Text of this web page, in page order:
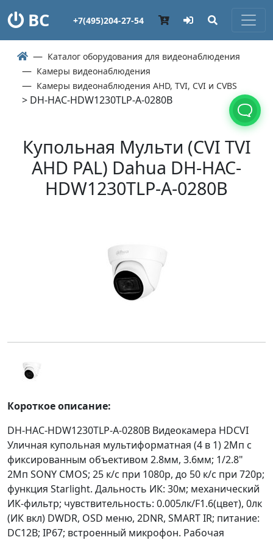
ВС +7(495)204-27-54
Каталог оборудования для видеонаблюдения
Камеры видеонаблюдения
Камеры видеонаблюдения AHD, TVI, CVI и CVBS
> DH-HAC-HDW1230TLP-A-0280B
Купольная Мульти (СVI TVI
AHD PAL) Dahua DH-HAC-
HDW1230TLP-A-0280B
Короткое описание:
DH-HAC-HDW1230TLP-A-0280B Видеокамера HDCVI
Уличная купольная мультиформатная (4 в 1) 2Мп с
фиксированным объективом 2.8мм, 3.6мм; 1/2.8"
2Mп SONY CMOS; 25 к/с при 1080p, до 50 к/с при 720p;
функция Starlight. Дальность ИК: 30м; механический
ИК-фильтр; чувствительность: 0.005лк/F1.6(цвет), 0лк
(ИК вкл) DWDR, OSD меню, 2DNR, SMART IR; питание:
DC12В; IP67; встроенный микрофон. Рабочая